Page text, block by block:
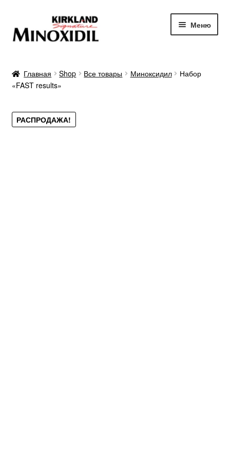
к
навигации
к
содержимому
Меню
О продукте
Отзывы
Главная Shop Все товары Миноксидил
Набор
«FAST results»
РАСПРОДАЖА!